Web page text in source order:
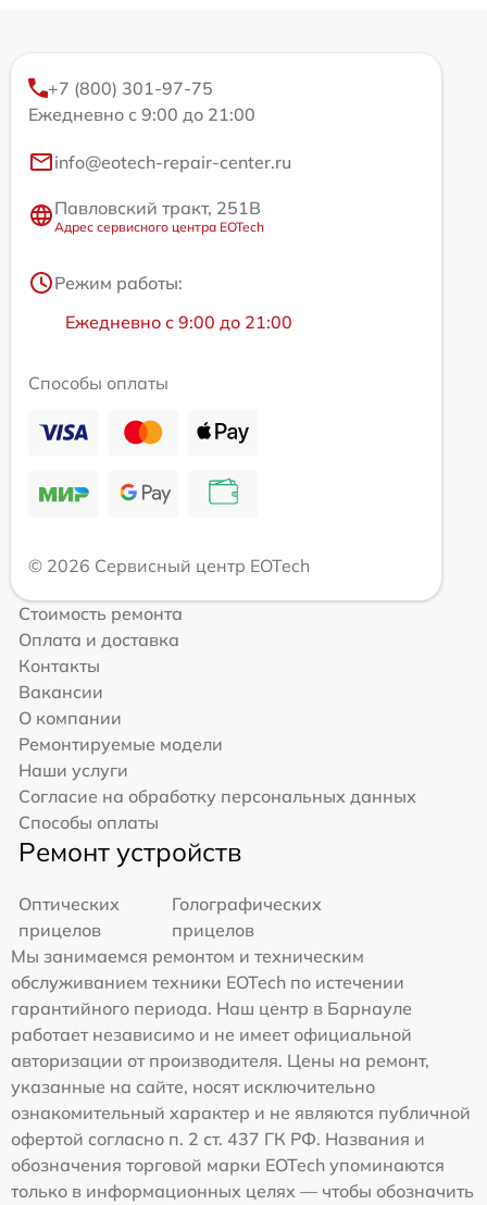
+7 (800) 301-97-75
Ежедневно с 9:00 до 21:00
info@eotech-repair-center.ru
Павловский тракт, 251В
Адрес сервисного центра EOTech
Режим работы:
Ежедневно с 9:00 до 21:00
Способы оплаты
© 2026 Сервисный центр EOTech
Стоимость ремонта
Оплата и доставка
Контакты
Вакансии
О компании
Ремонтируемые модели
Наши услуги
Согласие на обработку персональных данных
Способы оплаты
Ремонт устройств
Оптических
прицелов
Голографических
прицелов
Мы занимаемся ремонтом и техническим
обслуживанием техники EOTech по истечении
гарантийного периода. Наш центр в Барнауле
работает независимо и не имеет официальной
авторизации от производителя. Цены на ремонт,
указанные на сайте, носят исключительно
ознакомительный характер и не являются публичной
офертой согласно п. 2 ст. 437 ГК РФ. Названия и
обозначения торговой марки EOTech упоминаются
только в информационных целях — чтобы обозначить